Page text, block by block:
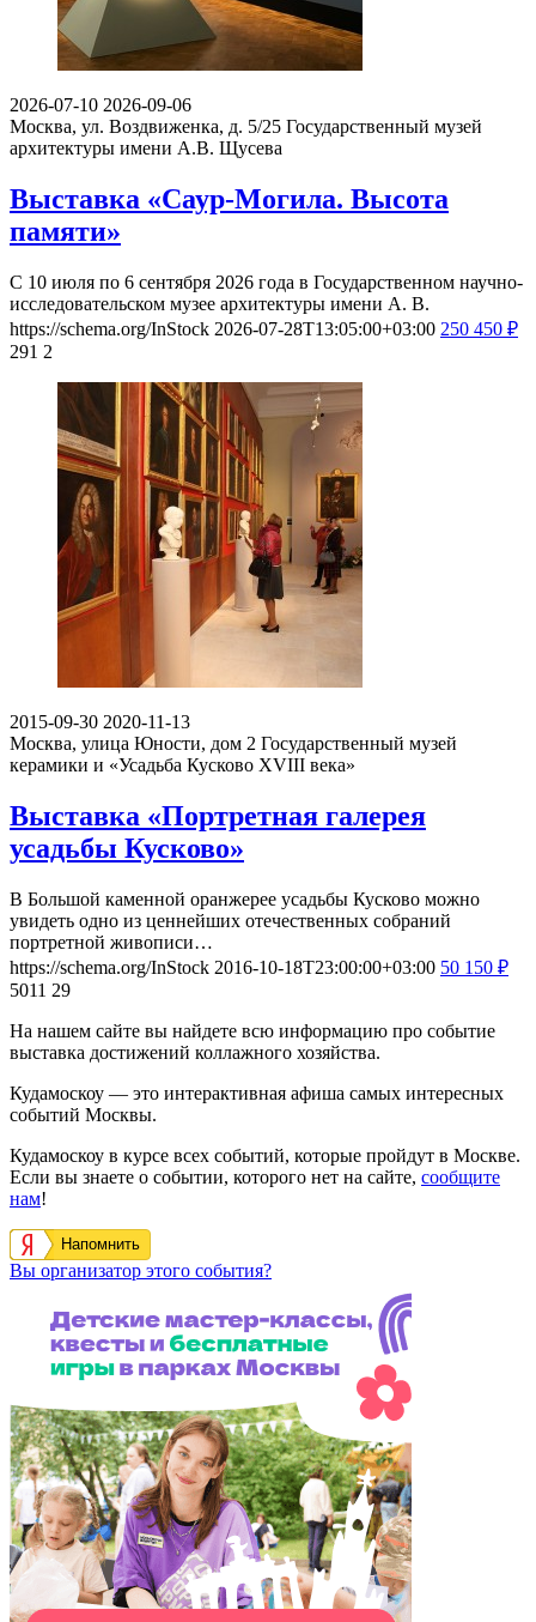
2026-07-10 2026-09-06
Москва, ул. Воздвиженка, д. 5/25 Государственный музей
архитектуры имени А.В. Щусева
Выставка «Саур-Могила. Высота
памяти»
С 10 июля по 6 сентября 2026 года в Государственном научно-
исследовательском музее архитектуры имени А. В.
https://schema.org/InStock 2026-07-28T13:05:00+03:00 250 450 ₽
291 2
2015-09-30 2020-11-13
Москва, улица Юности, дом 2 Государственный музей
керамики и «Усадьба Кусково XVIII века»
Выставка «Портретная галерея
усадьбы Кусково»
В Большой каменной оранжерее усадьбы Кусково можно
увидеть одно из ценнейших отечественных собраний
портретной живописи…
https://schema.org/InStock 2016-10-18T23:00:00+03:00 50 150 ₽
5011 29
На нашем сайте вы найдете всю информацию про событие
выставка достижений коллажного хозяйства.
Кудамоскоу — это интерактивная афиша самых интересных
событий Москвы.
Кудамоскоу в курсе всех событий, которые пройдут в Москве.
Если вы знаете о событии, которого нет на сайте, сообщите
нам!
Напомнить
Вы организатор этого события?